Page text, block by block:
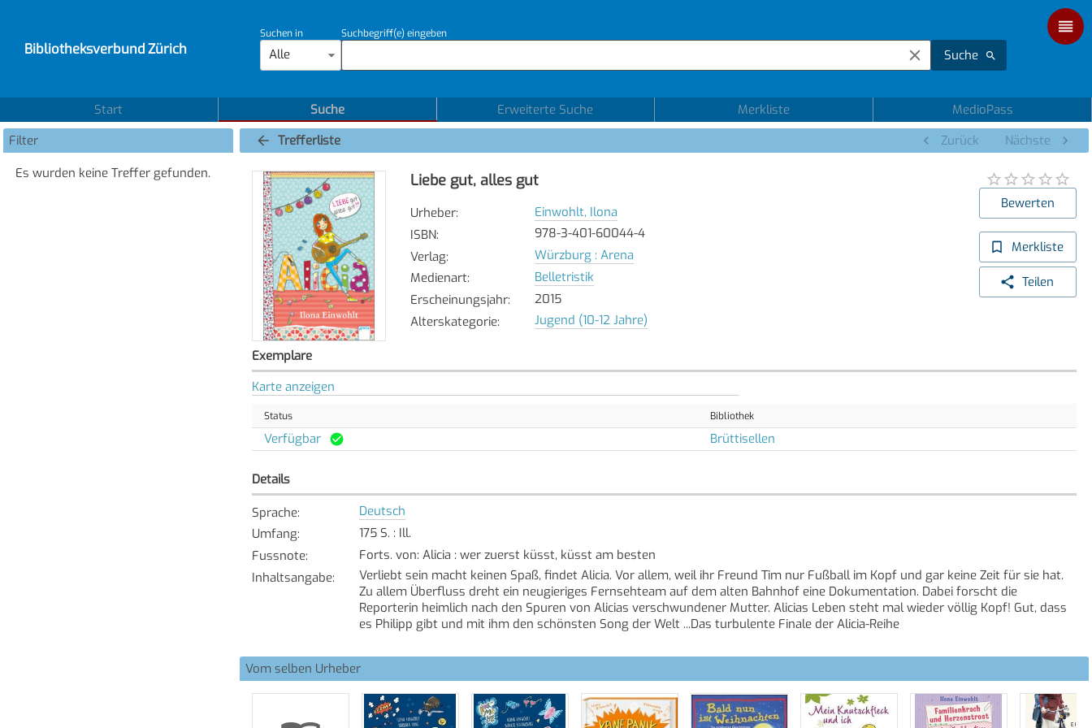
Bibliotheksverbund Zürich
Suchen in
Alle
Suchbegriff(e) eingeben
Suche
Start Suche Erweiterte Suche Merkliste
MedioPass
Filter
Es wurden keine Treffer gefunden.
Trefferliste Zurück Nächste
Liebe gut, alles gut
Urheber:
Einwohlt, Ilona
ISBN:
978-3-401-60044-4
Verlag:
Würzburg : Arena
Medienart:
Belletristik
Erscheinungsjahr:
2015
Alterskategorie: Jugend (10-12 Jahre)
Bewerten
Merkliste
Teilen
Exemplare
Karte anzeigen
Status Bibliothek
Verfügbar Brüttisellen
Details
Sprache:
Deutsch
Umfang:
175 S. : Ill.
Fussnote:
Forts. von: Alicia : wer zuerst küsst, küsst am besten
Inhaltsangabe:
Verliebt sein macht keinen Spaß, findet Alicia. Vor allem, weil ihr Freund Tim nur Fußball im Kopf und gar keine Zeit für sie hat.
Zu allem Überfluss dreht ein neugieriges Fernsehteam auf dem alten Bahnhof eine Dokumentation. Dabei forscht die
Reporterin heimlich nach den Spuren von Alicias verschwundener Mutter. Alicias Leben steht mal wieder völlig Kopf! Gut, dass
es Philipp gibt und mit ihm den schönsten Song der Welt ...Das turbulente Finale der Alicia-Reihe
Vom selben Urheber